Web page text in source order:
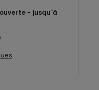
jusqu'à